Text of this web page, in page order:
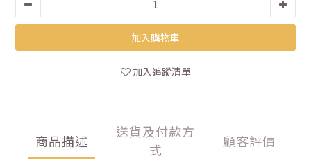
加入購物車
加入追蹤清單
商品描述
送貨及付款方
式
顧客評價